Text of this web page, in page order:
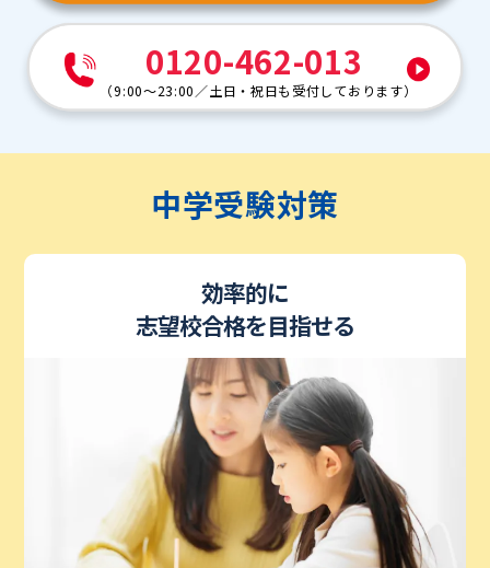
0120-462-013
（9:00～23:00 ／土日・祝日も受付しております）
中学受験対策
効率的に
志望校合格を目指せる